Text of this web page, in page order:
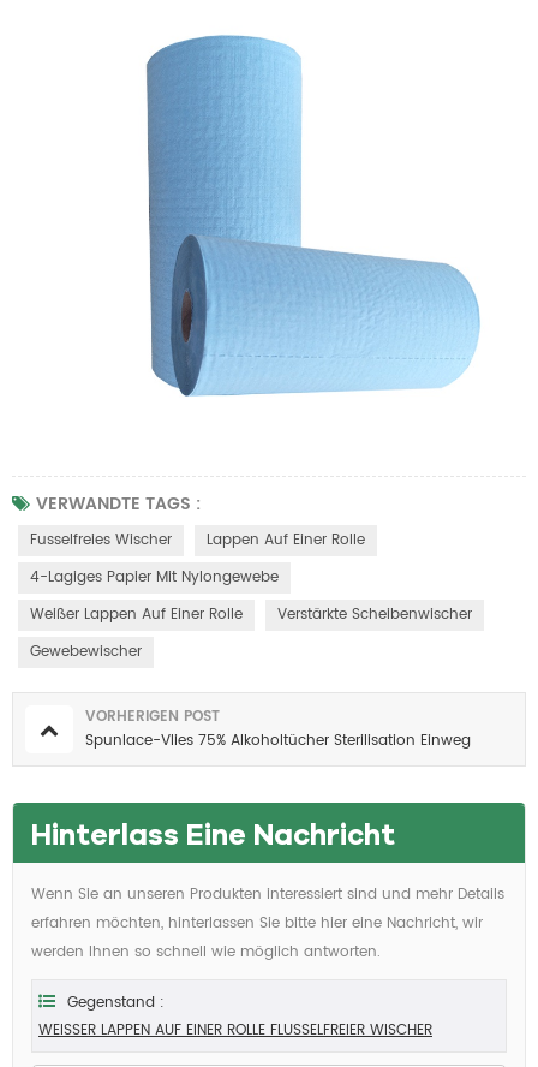
VERWANDTE TAGS :
Fusselfreies Wischer
Lappen Auf Einer Rolle
4-Lagiges Papier Mit Nylongewebe
Weißer Lappen Auf Einer Rolle
Verstärkte Scheibenwischer
Gewebewischer
VORHERIGEN POST
Spunlace-Vlies 75% Alkoholtücher Sterilisation Einweg
Hinterlass Eine Nachricht
Wenn Sie an unseren Produkten interessiert sind und mehr Details
erfahren möchten, hinterlassen Sie bitte hier eine Nachricht, wir
werden Ihnen so schnell wie möglich antworten.
Gegenstand :
WEISSER LAPPEN AUF EINER ROLLE FLUSSELFREIER WISCHER